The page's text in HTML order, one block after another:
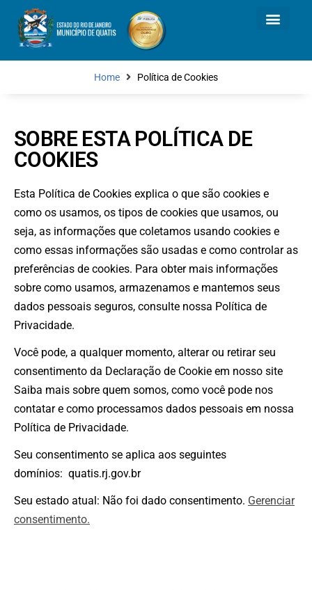
Home Política de Cookies
SOBRE ESTA POLÍTICA DE
COOKIES
Esta Política de Cookies explica o que são cookies e
como os usamos, os tipos de cookies que usamos, ou
seja, as informações que coletamos usando cookies e
como essas informações são usadas e como controlar as
preferências de cookies. Para obter mais informações
sobre como usamos, armazenamos e mantemos seus
dados pessoais seguros, consulte nossa Política de
Privacidade.
Você pode, a qualquer momento, alterar ou retirar seu
consentimento da Declaração de Cookie em nosso site
Saiba mais sobre quem somos, como você pode nos
contatar e como processamos dados pessoais em nossa
Política de Privacidade.
Seu consentimento se aplica aos seguintes
domínios: quatis.rj.gov.br
Seu estado atual: Não foi dado consentimento. Gerenciar
consentimento.